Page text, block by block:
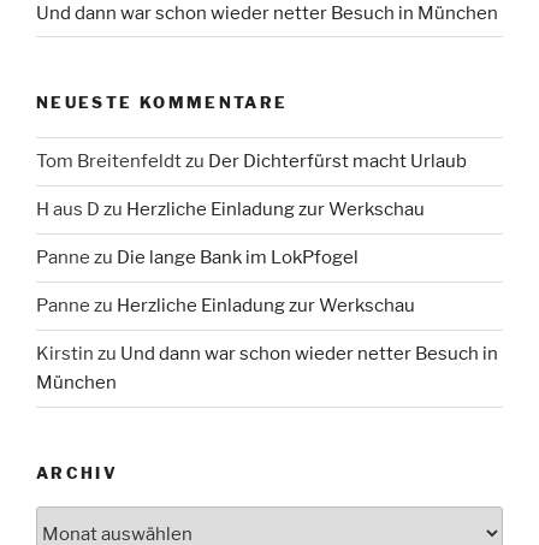
Und dann war schon wieder netter Besuch in München
NEUESTE KOMMENTARE
Tom Breitenfeldtzu Der Dichterfürst macht Urlaub
H aus D zu Herzliche Einladung zur Werkschau
Panne zu Die lange Bank im LokPfogel
Panne zu Herzliche Einladung zur Werkschau
Kirstin zu Und dann war schon wieder netter Besuch in
München
ARCHIV